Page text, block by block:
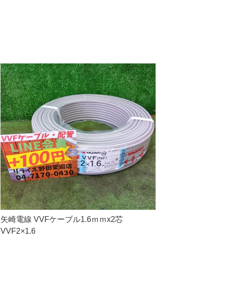
矢崎電線 VVFケーブル1.6ｍｍx2芯
VVF2×1.6